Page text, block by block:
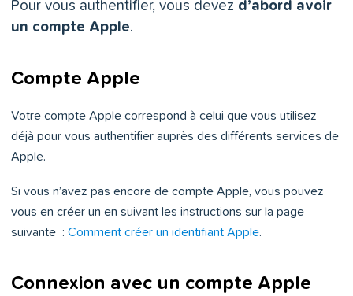
Pour vous authentifier, vous devez d’abord avoir
un compte Apple.
Compte Apple
Votre compte Apple correspond à celui que vous utilisez
déjà pour vous authentifier auprès des différents services de
Apple.
Si vous n’avez pas encore de compte Apple, vous pouvez
vous en créer un en suivant les instructions sur la page
suivante : Comment créer un identifiant Apple.
Connexion avec un compte Apple